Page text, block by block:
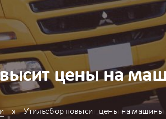
цены на
Утильсбор повысит цены на машины